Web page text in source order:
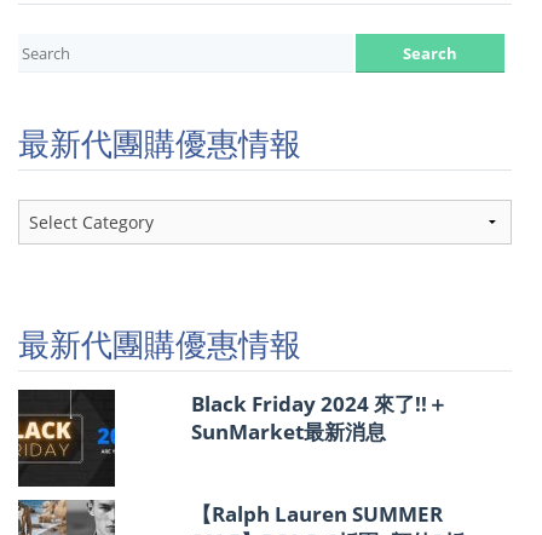
最新代團購優惠情報
最
新
優
惠
情
報
最新代團購優惠情報
Black Friday 2024 來了!!＋
SunMarket最新消息
【Ralph Lauren SUMMER